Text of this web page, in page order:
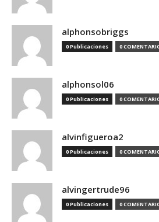
alphonsobriggs
0 Publicaciones 0
alphonsol06
0 Publicaciones 0
alvinfigueroa2
0 Publicaciones 0
alvingertrude96
0 Publicaciones 0